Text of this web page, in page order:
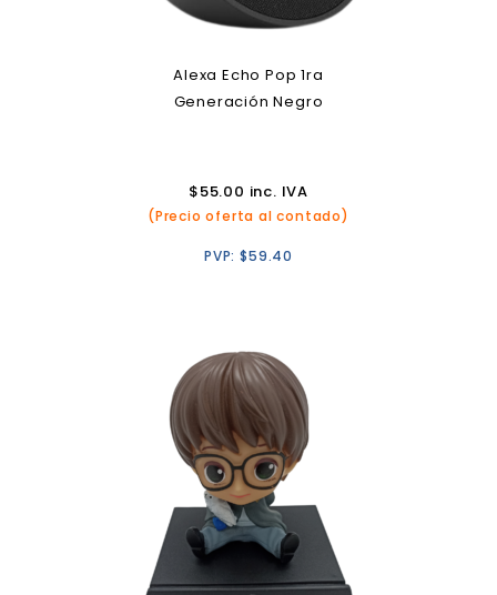
Alexa Echo Pop 1ra
Generación Negro
$55.00 inc. IVA
(Precio oferta al contado)
PVP:$59.40